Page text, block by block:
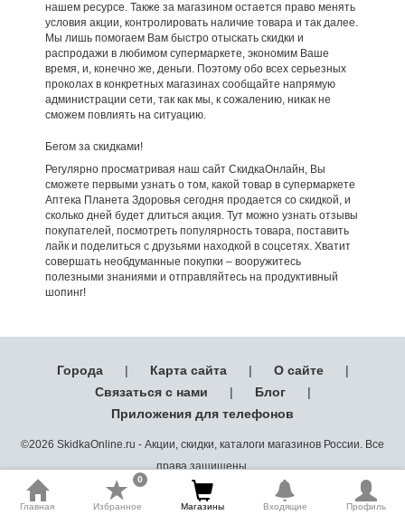
нашем ресурсе. Также за магазином остается право менять
условия акции, контролировать наличие товара и так далее.
Мы лишь помогаем Вам быстро отыскать скидки и
распродажи в любимом супермаркете, экономим Ваше
время, и, конечно же, деньги. Поэтому обо всех серьезных
проколах в конкретных магазинах сообщайте напрямую
администрации сети, так как мы, к сожалению, никак не
сможем повлиять на ситуацию.
Бегом за скидками!
Регулярно просматривая наш сайт СкидкаОнлайн, Вы
сможете первыми узнать о том, какой товар в супермаркете
Аптека Планета Здоровья сегодня продается со скидкой, и
сколько дней будет длиться акция. Тут можно узнать отзывы
покупателей, посмотреть популярность товара, поставить
лайк и поделиться с друзьями находкой в соцсетях. Хватит
совершать необдуманные покупки – вооружитесь
полезными знаниями и отправляйтесь на продуктивный
шопинг!
Города | Карта сайта | О сайте
|
Связаться с нами
| Блог
|
Приложения для телефонов
©2026 SkidkaOnline.ru - Акции, скидки, каталоги магазинов России. Все
права защищены.
Главная Избранное
0
Магазины Входящие Профиль